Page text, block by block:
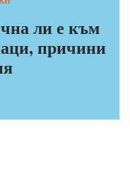
ли е към
причини